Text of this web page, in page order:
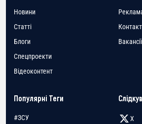
Новини
Статті
Блоги
Спецпроекти
Відеоконтент
Контакт
Вакансії
Популярні Теги
#ЗСУ
X